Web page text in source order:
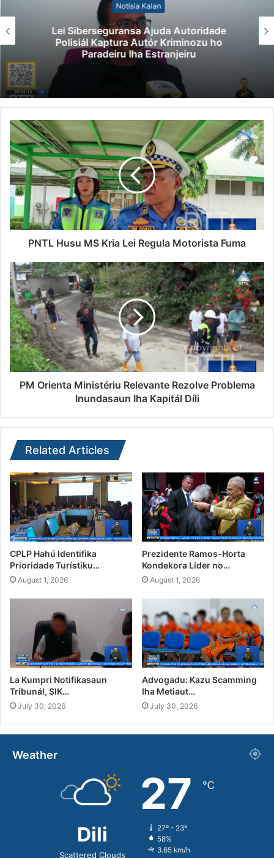
Notísia Kalan
Lei Siberseguransa Ajuda Autoridade
Polisiál Kaptura Autór Kriminozu ho
Paradeiru Iha Estranjeiru
PNTL Husu MS Kria Lei Regula Motorista Fuma
PM Orienta Ministériu Relevante Rezolve Problema
Inundasaun Iha Kapitál Díli
Related Articles
CPLP Hahú Identifika
Prioridade Turístiku…
August 1, 2026
Prezidente Ramos-Horta
Kondekora Líder no…
August 1, 2026
La Kumpri Notifikasaun
Tribunál, SIK…
July 30, 2026
Advogadu: Kazu Scamming
Iha Metiaut…
July 30, 2026
Weather
Dili
Scattered Clouds
27 ℃
27º - 23º
58%
3.65 km/h